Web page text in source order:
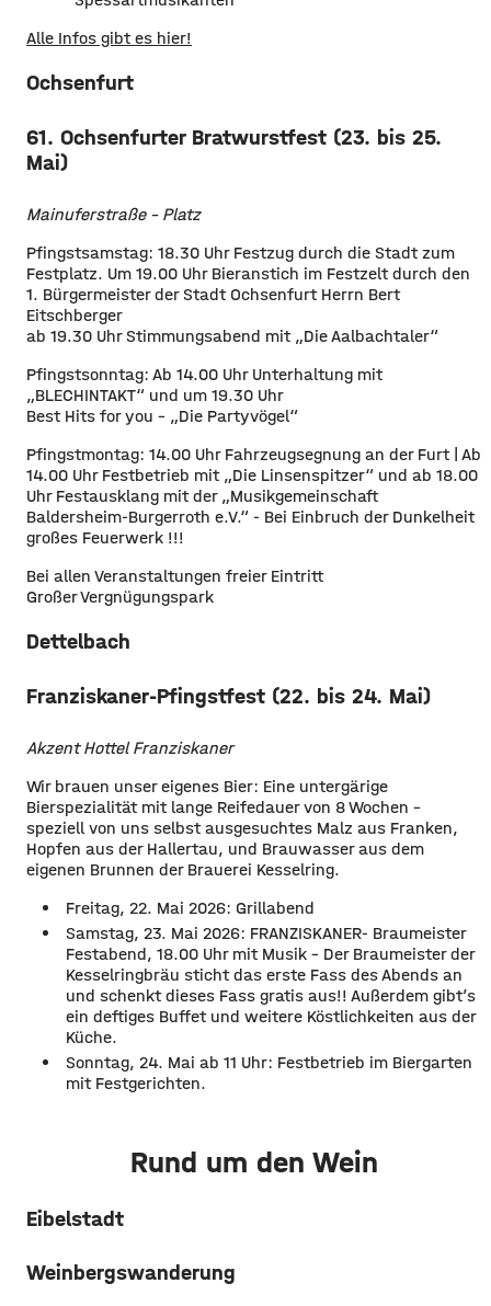
Alle Infos gibt es hier!
Ochsenfurt
61. Ochsenfurter Bratwurstfest (23. bis 25.
Mai)
Mainuferstraße - Platz
Pfingstsamstag: 18.30 Uhr Festzug durch die Stadt zum
Festplatz. Um 19.00 Uhr Bieranstich im Festzelt durch den
1. Bürgermeister der Stadt Ochsenfurt Herrn Bert
Eitschberger
ab 19.30 Uhr Stimmungsabend mit „Die Aalbachtaler“
Pfingstsonntag: Ab 14.00 Uhr Unterhaltung mit
„BLECHINTAKT“ und um 19.30 Uhr
Best Hits for you – „Die Partyvögel“
Pfingstmontag: 14.00 Uhr Fahrzeugsegnung an der Furt | Ab
14.00 Uhr Festbetrieb mit „Die Linsenspitzer“ und ab 18.00
Uhr Festausklang mit der „Musikgemeinschaft
Baldersheim-Burgerroth e.V.“ - Bei Einbruch der Dunkelheit
großes Feuerwerk !!!
Bei allen Veranstaltungen freier Eintritt
Großer Vergnügungspark
Dettelbach
Franziskaner-Pfingstfest (22. bis 24. Mai)
Akzent Hottel Franziskaner
Wir brauen unser eigenes Bier: Eine untergärige
Bierspezialität mit lange Reifedauer von 8 Wochen –
speziell von uns selbst ausgesuchtes Malz aus Franken,
Hopfen aus der Hallertau, und Brauwasser aus dem
eigenen Brunnen der Brauerei Kesselring.
Freitag, 22. Mai 2026: Grillabend
Samstag, 23. Mai 2026: FRANZISKANER- Braumeister
Festabend, 18.00 Uhr mit Musik – Der Braumeister der
Kesselringbräu sticht das erste Fass des Abends an
und schenkt dieses Fass gratis aus!! Außerdem gibt’s
ein deftiges Buffet und weitere Köstlichkeiten aus der
Küche.
Sonntag, 24. Mai ab 11 Uhr: Festbetrieb im Biergarten
mit Festgerichten.
Rund um den Wein
Eibelstadt
Weinbergswanderung